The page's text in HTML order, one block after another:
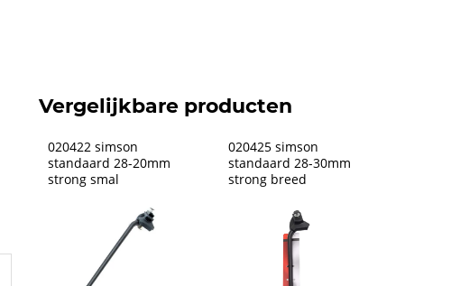
Vergelijkbare producten
020422 simson
standaard 28-20mm
strong smal
020425 simson
standaard 28-30mm
strong breed